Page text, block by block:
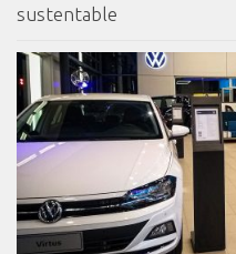
sustentable